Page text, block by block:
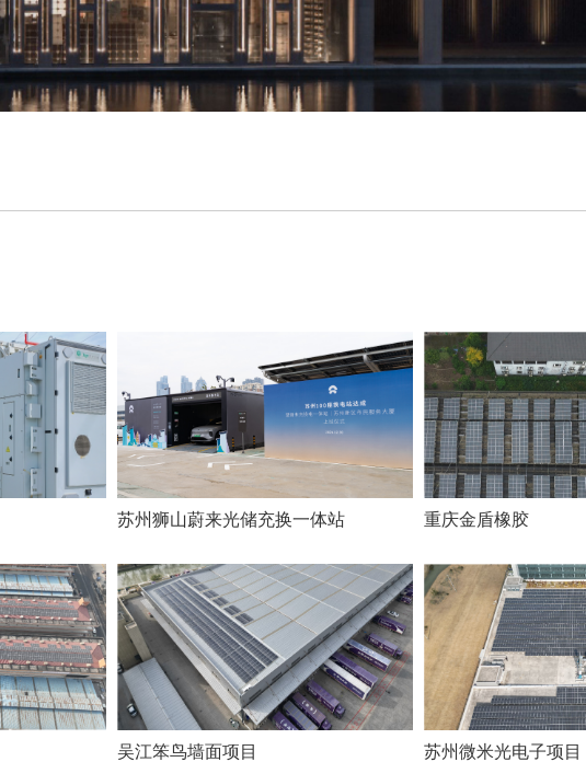
苏州狮山蔚来光储充换一体站 重庆金盾橡胶
吴江笨鸟墙面项目 苏州微米光电子项目